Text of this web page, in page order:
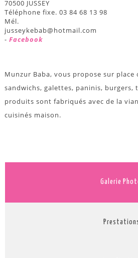
70500 JUSSEY
Téléphone fixe. 03 84 68 13 98
Mél.
jusseykebab@hotmail.com
- Facebook
Munzur Baba, vous propose sur
sandwichs, galettes, paninis, burgers,
produits sont fabriqués avec de la
cuisinés maison.
Galerie